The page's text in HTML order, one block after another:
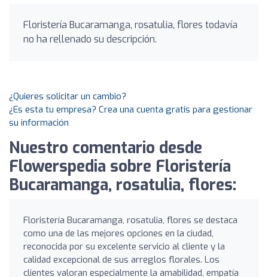
Floristería Bucaramanga, rosatulia, flores todavía
no ha rellenado su descripción.
¿Quieres solicitar un cambio?
¿Es esta tu empresa? Crea una cuenta gratis para gestionar
su información
Nuestro comentario desde
Flowerspedia sobre Floristería
Bucaramanga, rosatulia, flores:
Floristería Bucaramanga, rosatulia, flores se destaca
como una de las mejores opciones en la ciudad,
reconocida por su excelente servicio al cliente y la
calidad excepcional de sus arreglos florales. Los
clientes valoran especialmente la amabilidad, empatía